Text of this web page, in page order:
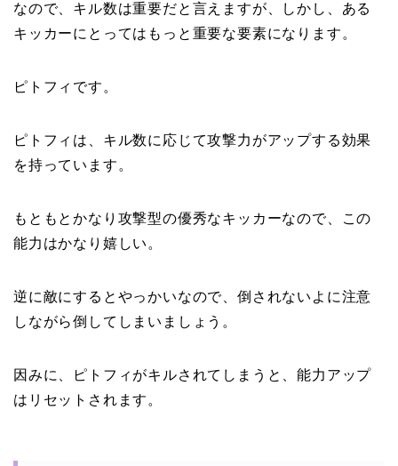
なので、キル数は重要だと言えますが、しかし、ある
キッカーにとってはもっと重要な要素になります。
ピトフィです。
ピトフィは、キル数に応じて攻撃力がアップする効果
を持っています。
もともとかなり攻撃型の優秀なキッカーなので、この
能力はかなり嬉しい。
逆に敵にするとやっかいなので、倒されないよに注意
しながら倒してしまいましょう。
因みに、ピトフィがキルされてしまうと、能力アップ
はリセットされます。